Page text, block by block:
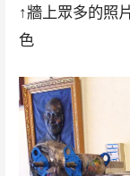
↑牆上眾多的照
色